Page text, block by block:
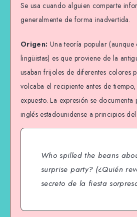
Se usa cuando alguien comparte
generalmente de forma inadvertida.
Origen: Una teoría popular (aunque
lingüistas) es que proviene de la
usaban frijoles de diferentes colores
volcaba el recipiente antes de
expuesto. La expresión se
inglés estadounidense a principios
Who spilled the beans
surprise party?(¿Quién
secreto de la fiesta